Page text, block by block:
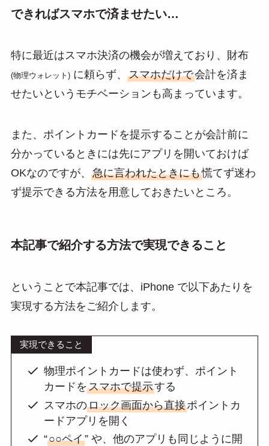
できればスマホで済ませたい…
特に最近はスマホ決済の機会が増えており、財布
(物理ウォレット)に頼らず、 スマホだけで会計を済ま
せたいというモチベーションも高まっています。
また、ポイントカードを提示することが会計前に
分かっているときには先にアプリを開いておけば
OKなのですが、 急に言われたときにも慌てず迷わ
ず提示できる方法を用意しておきたいところ。
本記事で紹介する方法で実現できること
ということで本記事では、iPhone で以下あたりを
実現する方法をご紹介します。
実現できること
物理ポイントカードは使わず、ポイント
カードをスマホで提示する
スマホのロック画面から直接ポイントカ
ードアプリを開く
“○○ペイ” や、他のアプリも同じように開